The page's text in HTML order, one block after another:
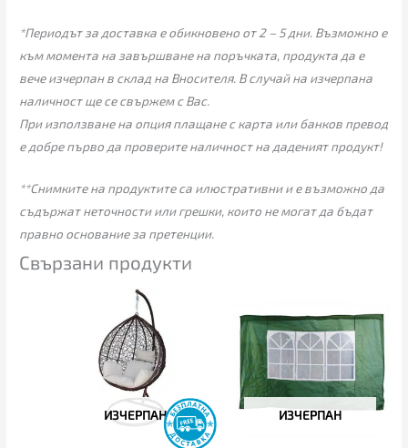
*Периодът за доставка е обикновено от 2 – 5 дни. Възможно е
към момента на завършване на поръчката, продукта да е
вече изчерпан в склад на Вносителя. В случай на изчерпана
наличност ще се свържем с Вас.
При използване на опция плащане с карта или банков превод
е добре първо да проверите наличност на даденият продукт!
**Снимките на продуктите са илюстративни и е възможно да
съдържат неточности или грешки, които не могат да бъдат
правно основание за претенции.
Свързани продукти
ИЗЧЕРПАН ИЗЧЕРПАН